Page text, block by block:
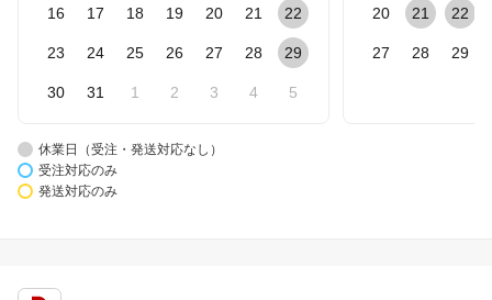
16 17 18 19 20 21 22
23 24 25 26 27 28 29
30 31 1 2 3 4 5
20 21 22
27 28 29
休業日（受注・発送対応なし）
受注対応のみ
発送対応のみ